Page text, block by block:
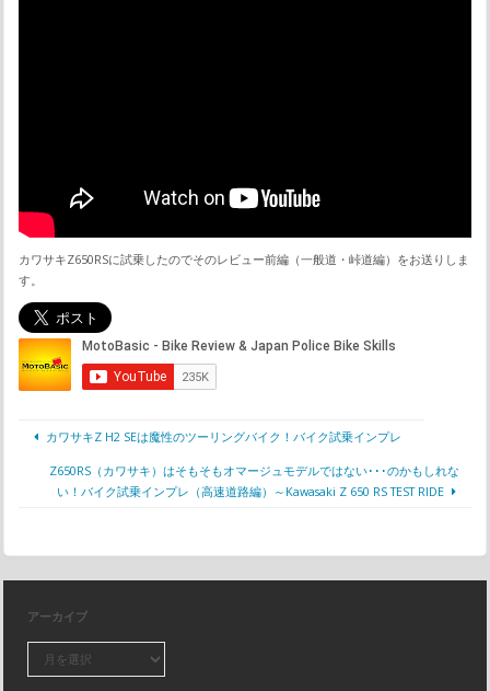
カワサキZ650RSに試乗したのでそのレビュー前編（一般道・峠道編）をお送りしま
す。
カワサキZ H2 SEは魔性のツーリングバイク！バイク試乗インプレ
Z650RS（カワサキ）はそもそもオマージュモデルではない･･･のかもしれな
い！バイク試乗インプレ（高速道路編）～Kawasaki Z 650 RS TEST RIDE
アーカイブ